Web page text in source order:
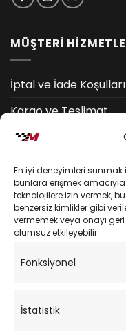
En iyi deneyimleri
bunlara erişmek amacıyla
teknolojilere izin vermek,
benzersiz kimlikler gibi
vermemek veya onayı
olumsuz etkileyebilir.
Fonksiyonel
İstatistik
MÜŞTERİ
İptal ve İade Koşulları
Kargo ve Teslimat
Kişisel Verilerin
Mesafeli Satış
YARDIM
Sipariş Takibi